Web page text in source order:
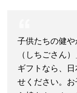
子供たちの健
（しちごさん
ギフトなら、
せください。